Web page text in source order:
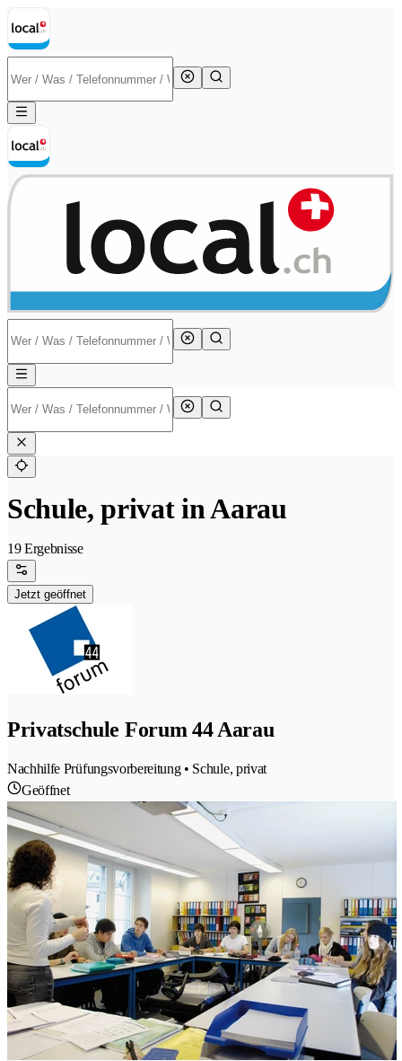
Schule, privat in Aarau
19 Ergebnisse
Jetzt geöffnet
Privatschule Forum 44 Aarau
Nachhilfe Prüfungsvorbereitung • Schule, privat
Geöffnet